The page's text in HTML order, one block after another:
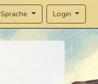
Sprache Login